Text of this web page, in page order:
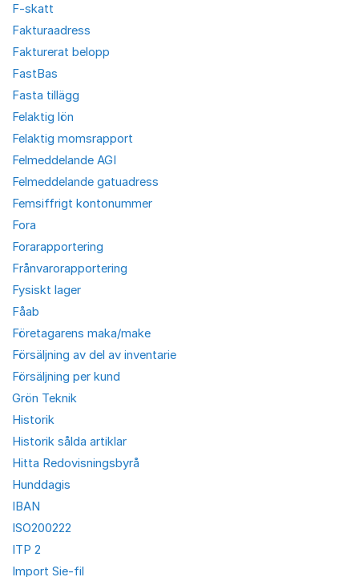
F-skatt
Fakturaadress
Fakturerat belopp
FastBas
Fasta tillägg
Felaktig lön
Felaktig momsrapport
Felmeddelande AGI
Felmeddelande gatuadress
Femsiffrigt kontonummer
Fora
Forarapportering
Frånvarorapportering
Fysiskt lager
Fåab
Företagarens maka/make
Försäljning av del av inventarie
Försäljning per kund
Grön Teknik
Historik
Historik sålda artiklar
Hitta Redovisningsbyrå
Hunddagis
IBAN
ISO200222
ITP 2
Import Sie-fil